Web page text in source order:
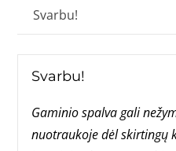
Svarbu!
Svarbu!
Gaminio spalva gali
nuotraukoje dėl skirtingų